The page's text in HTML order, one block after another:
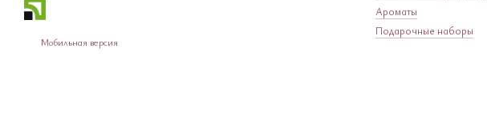
Мобильная версия
Ароматы
Подарочные наборы